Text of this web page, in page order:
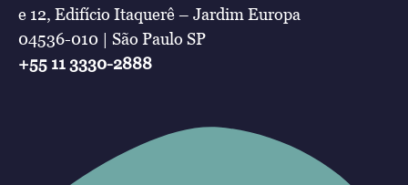
e 12, Edifício Itaquerê – Jardim Europa
04536-010 | São Paulo SP
+55 11 3330-2888